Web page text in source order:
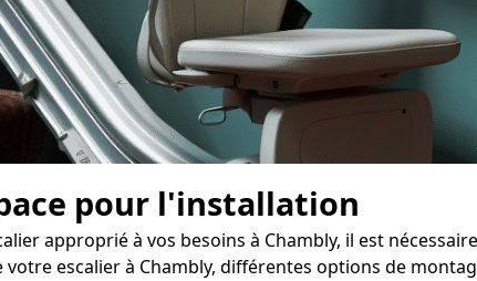
pour l'installation
approprié à vos besoins à Chambly, il est
escalier à Chambly, différentes options de